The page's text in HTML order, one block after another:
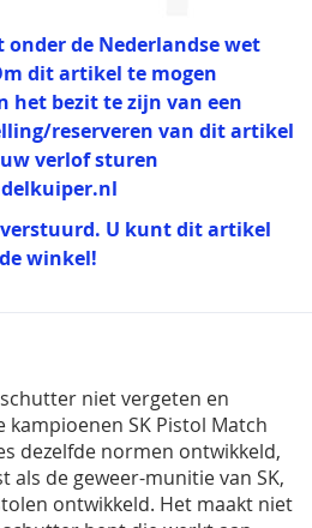
de Nederlandse wet
dit artikel te mogen
het bezit te zijn van een
reserveren van dit artikel
verlof sturen
U kunt dit artikel
winkel!
niet vergeten en
SK Pistol Match
dezelfde normen ontwikkeld,
als de geweer-munitie van SK,
ontwikkeld. Het maakt niet